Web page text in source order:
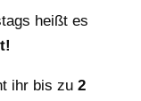
heißt es
ihr bis zu 2